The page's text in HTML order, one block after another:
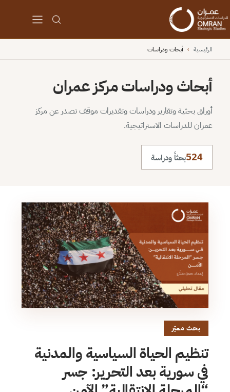
الرئيسية › أبحاث ودراسات
أبحاث ودراسات مركز عمران
أوراق بحثية وتقارير ودراسات وتقديرات موقف تصدر عن مركز
عمران للدراسات الاستراتيجية.
524بحثاً ودراسة
بحث مميّز
تنظيم الحياة السياسية والمدنية
في سورية بعد التحرير: جسر